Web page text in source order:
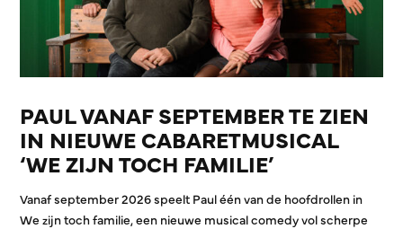
PAUL VANAF SEPTEMBER TE ZIEN
IN NIEUWE CABARETMUSICAL
‘WE ZIJN TOCH FAMILIE’
Vanaf september 2026 speelt Paul één van de hoofdrollen in
We zijn toch familie, een nieuwe musical comedy vol scherpe